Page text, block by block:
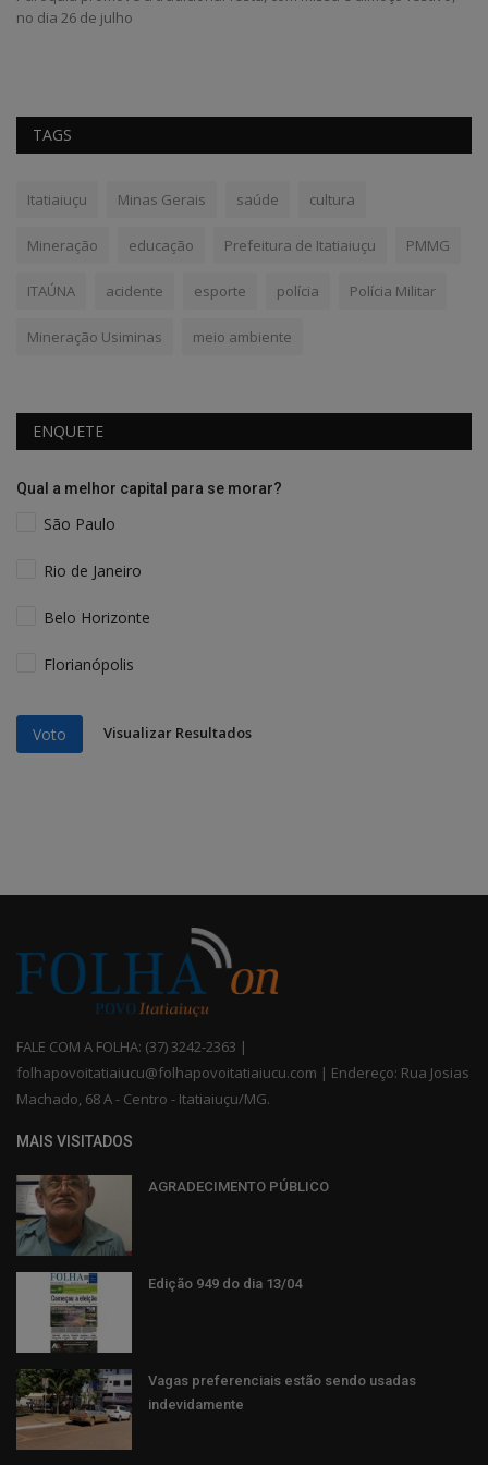
no dia 26 de julho
TAGS
Itatiaiuçu Minas Gerais saúde cultura
Mineração educação Prefeitura de Itatiaiuçu PMMG
ITAÚNA acidente esporte polícia Polícia Militar
Mineração Usiminas meio ambiente
ENQUETE
Qual a melhor capital para se morar?
São Paulo
Rio de Janeiro
Belo Horizonte
Florianópolis
Voto Visualizar Resultados
FALE COM A FOLHA: (37) 3242-2363 |
folhapovoitatiaiucu@folhapovoitatiaiucu.com | Endereço: Rua Josias
Machado, 68 A - Centro - Itatiaiuçu/MG.
MAIS VISITADOS
AGRADECIMENTO PÚBLICO
Edição 949 do dia 13/04
Vagas preferenciais estão sendo usadas
indevidamente